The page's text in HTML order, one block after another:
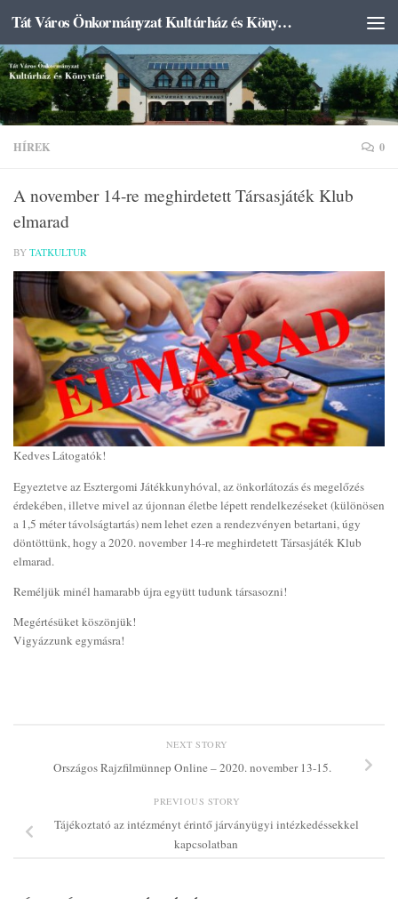
Skip to content Tát Város Önkormányzat Kultúrház és Könyvtár
HÍREK 0
A november 14-re meghirdetett Társasjáték Klub
elmarad
BY TATKULTUR
Kedves Látogatók!
Egyeztetve az Esztergomi Játékkunyhóval, az önkorlátozás és megelőzés
érdekében, illetve mivel az újonnan életbe lépett rendelkezéseket (különösen
a 1,5 méter távolságtartás) nem lehet ezen a rendezvényen betartani, úgy
döntöttünk, hogy a 2020. november 14-re meghirdetett Társasjáték Klub
elmarad.
Reméljük minél hamarabb újra együtt tudunk társasozni!
Megértésüket köszönjük!
Vigyázzunk egymásra!
NEXT STORY
Országos Rajzfilmünnep Online – 2020. november 13-15.
PREVIOUS STORY
Tájékoztató az intézményt érintő járványügyi intézkedéssekkel
kapcsolatban